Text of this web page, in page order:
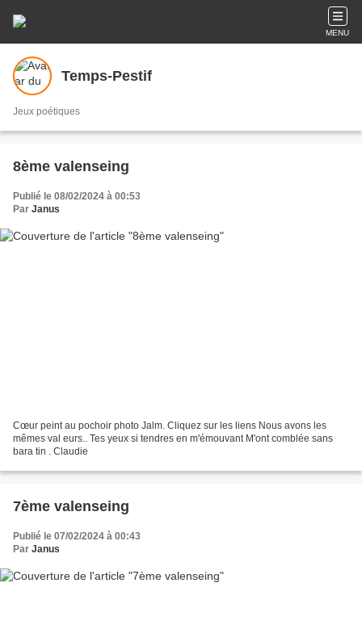
MENU
Temps-Pestif
Jeux poétiques
8ème valenseing
Publié le 08/02/2024 à 00:53
Par Janus
Cœur peint au pochoir photo Jalm. Cliquez sur les liens Nous avons les
mêmes val eurs.. Tes yeux si tendres en m'émouvant M'ont comblée sans
bara tin . Claudie
7ème valenseing
Publié le 07/02/2024 à 00:43
Par Janus